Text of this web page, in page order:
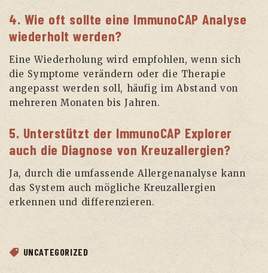
4. Wie oft sollte eine ImmunoCAP Analyse
wiederholt werden?
Eine Wiederholung wird empfohlen, wenn sich
die Symptome verändern oder die Therapie
angepasst werden soll, häufig im Abstand von
mehreren Monaten bis Jahren.
5. Unterstützt der ImmunoCAP Explorer
auch die Diagnose von Kreuzallergien?
Ja, durch die umfassende Allergenanalyse kann
das System auch mögliche Kreuzallergien
erkennen und differenzieren.
UNCATEGORIZED